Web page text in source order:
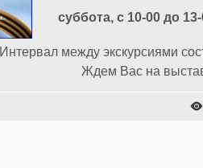
суббота, с 10-00 до
Интервал между экскурсиями
Ждем Вас на